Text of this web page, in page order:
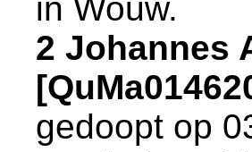
in Wouw.
2 Johannes
gedoopt op